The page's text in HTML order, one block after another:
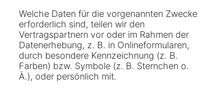
Welche Daten für die vorgenannten Zwecke
erforderlich sind, teilen wir den
Vertragspartnern vor oder im Rahmen der
Datenerhebung, z. B. in Onlineformularen,
durch besondere Kennzeichnung (z. B.
Farben) bzw. Symbole (z. B. Sternchen o.
Ä.), oder persönlich mit.